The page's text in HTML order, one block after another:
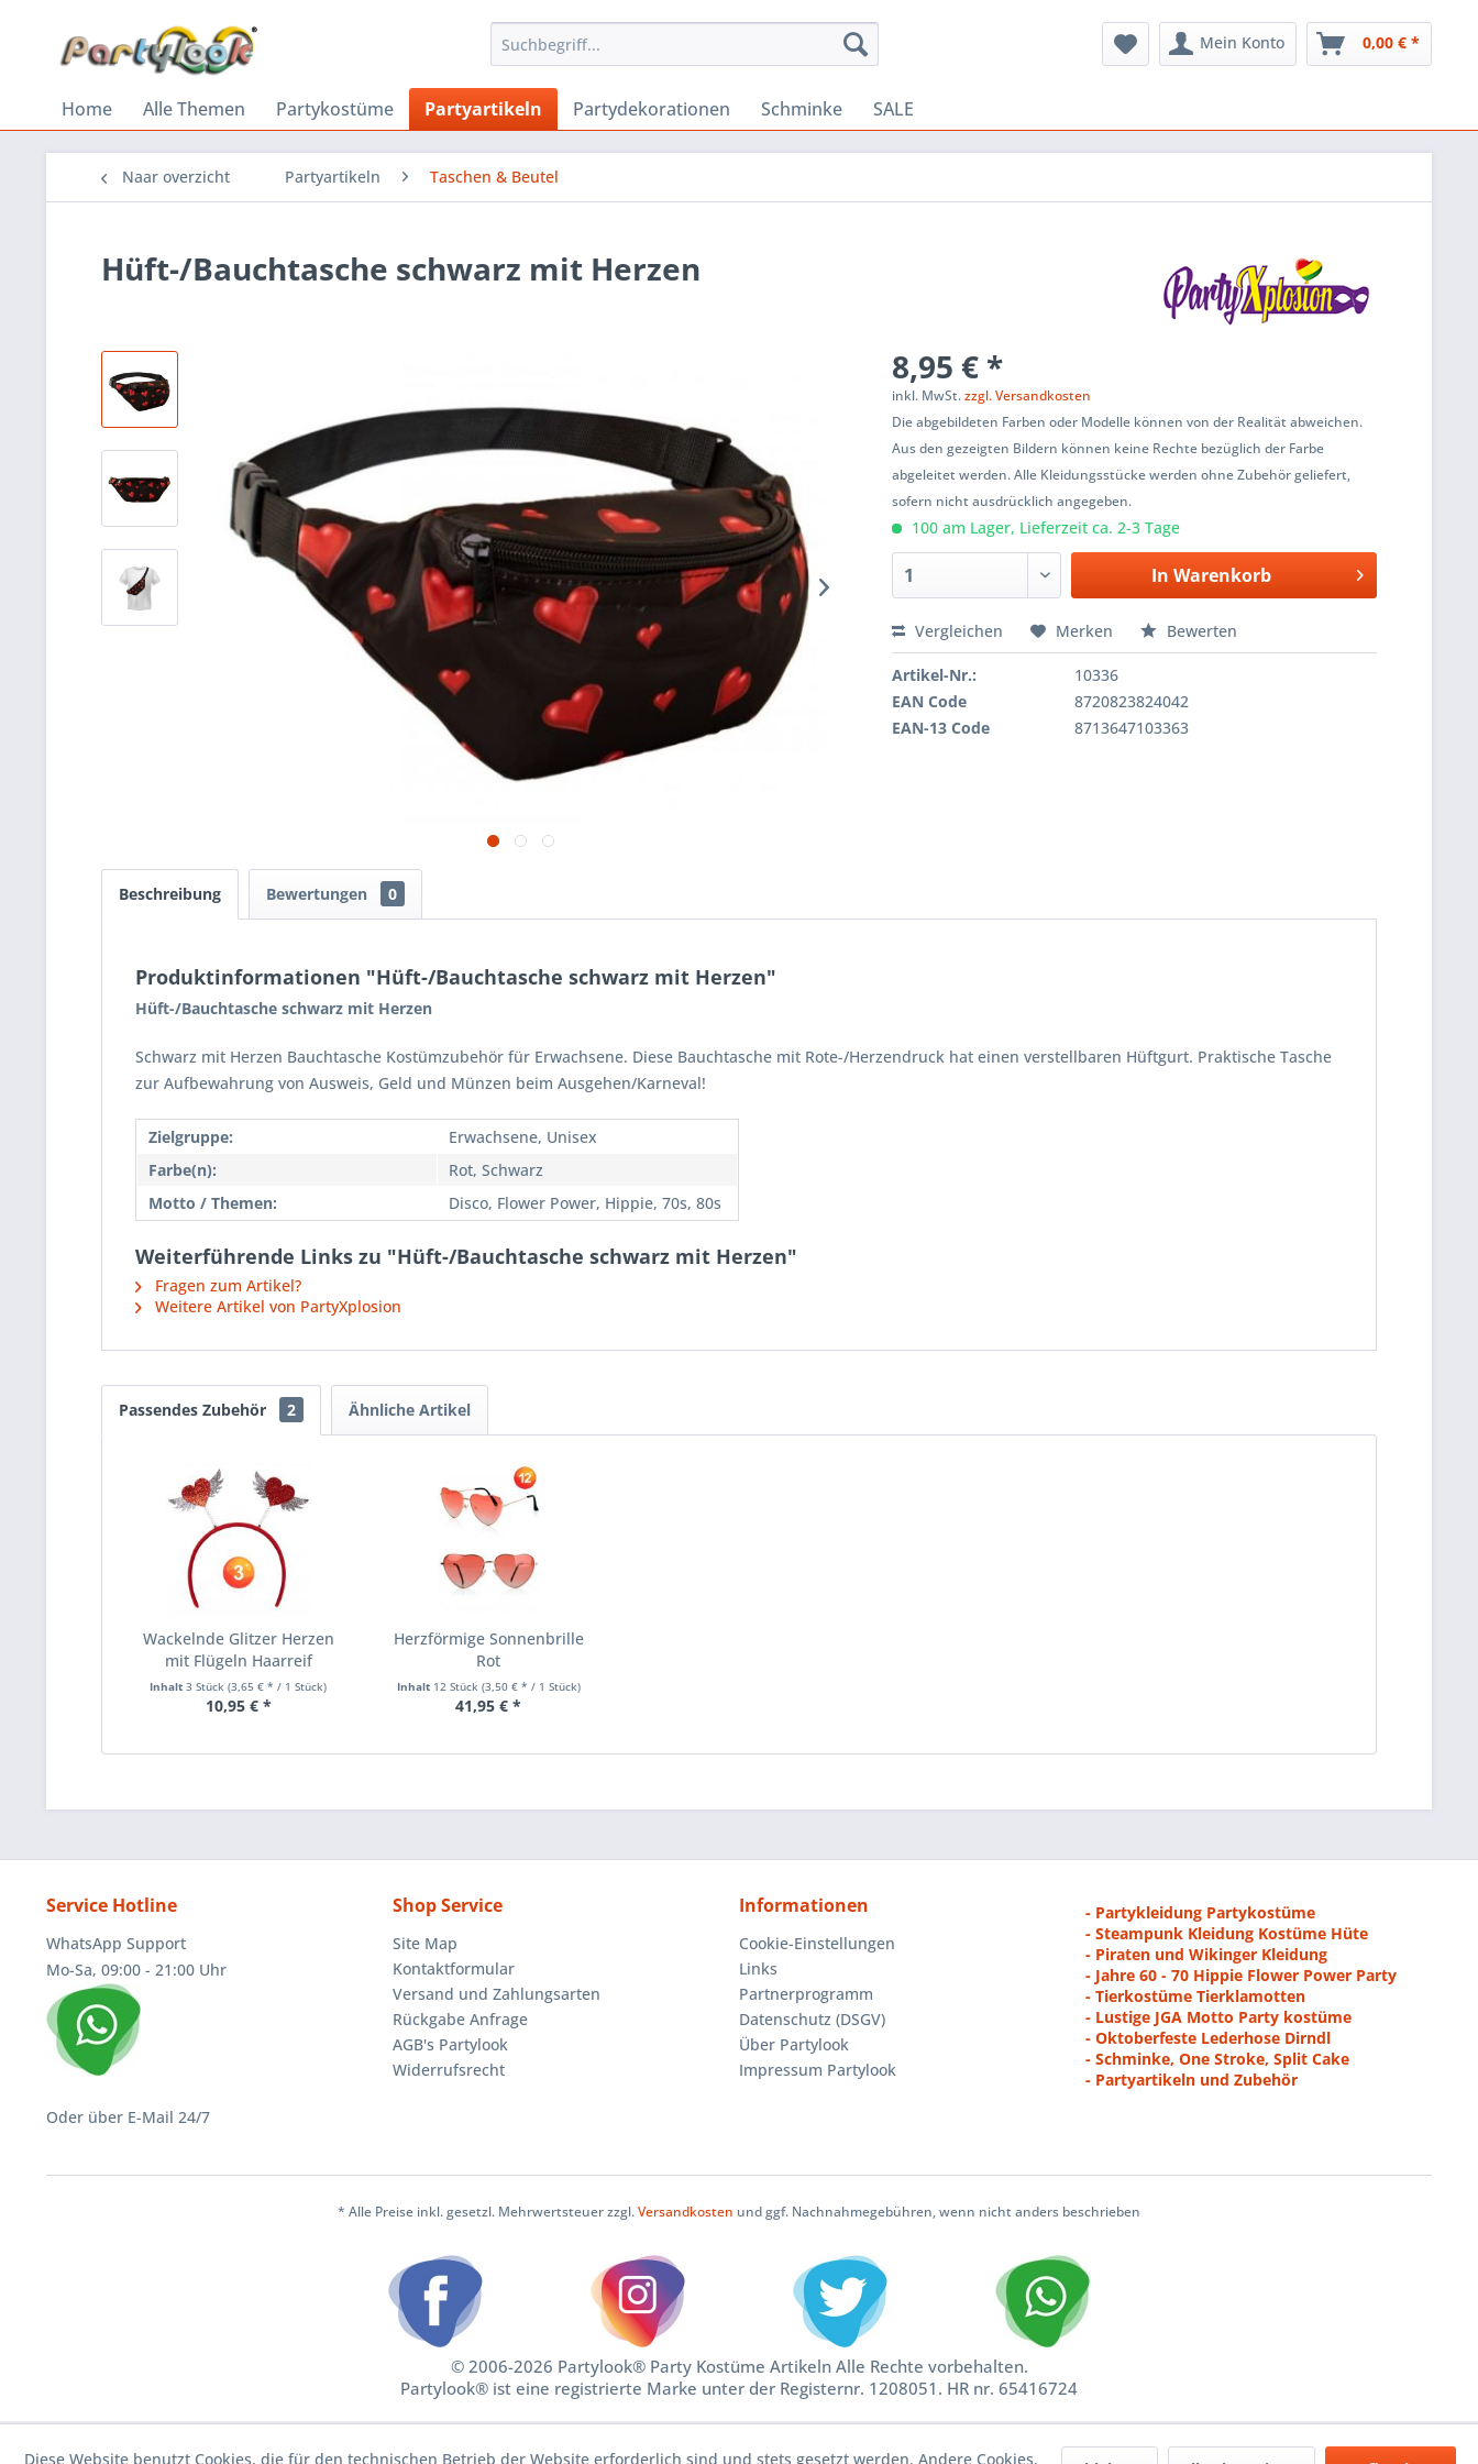
Mein Konto 0,00 € *
Home Alle Themen Partykostüme Partyartikeln Partydekorationen Schminke SALE
Naar overzicht Partyartikeln Taschen & Beutel
Hüft-/Bauchtasche schwarz mit Herzen
8,95 € *
inkl. MwSt.zzgl. Versandkosten
Die abgebildeten Farben oder Modelle können von der Realität abweichen.
Aus den gezeigten Bildern können keine Rechte bezüglich der Farbe
abgeleitet werden. Alle Kleidungsstücke werden ohne Zubehör geliefert,
sofern nicht ausdrücklich angegeben.
100 am Lager, Lieferzeit ca. 2-3 Tage
In Warenkorb
Vergleichen Merken Bewerten
Artikel-Nr.:
10336
EAN Code
8720823824042
EAN-13 Code
8713647103363
Beschreibung Bewertungen 0
Produktinformationen "Hüft-/Bauchtasche schwarz mit Herzen"
Hüft-/Bauchtasche schwarz mit Herzen
Schwarz mit Herzen Bauchtasche Kostümzubehör für Erwachsene. Diese Bauchtasche mit Rote-/Herzendruck hat einen verstellbaren Hüftgurt. Praktische Tasche
zur Aufbewahrung von Ausweis, Geld und Münzen beim Ausgehen/Karneval!
Zielgruppe:
Erwachsene, Unisex
Farbe(n):
Rot, Schwarz
Motto / Themen:
Disco, Flower Power, Hippie, 70s, 80s
Weiterführende Links zu "Hüft-/Bauchtasche schwarz mit Herzen"
Fragen zum Artikel?
Weitere Artikel von PartyXplosion
Passendes Zubehör 2 Ähnliche Artikel
Wackelnde Glitzer Herzen
mit Flügeln Haarreif
Inhalt3 Stück(3,65 € * / 1 Stück)
10,95 € *
Herzförmige Sonnenbrille
Rot
Inhalt 12 Stück (3,50 € * / 1 Stück)
41,95 € *
Service Hotline
WhatsApp Support
Mo-Sa, 09:00 - 21:00 Uhr
Oder über E-Mail 24/7
Shop Service
Site Map
Kontaktformular
Versand und Zahlungsarten
Rückgabe Anfrage
AGB's Partylook
Widerrufsrecht
Informationen
Cookie-Einstellungen
Links
Partnerprogramm
Datenschutz (DSGV)
Über Partylook
Impressum Partylook
- Partykleidung Partykostüme
- Steampunk Kleidung Kostüme Hüte
- Piraten und Wikinger Kleidung
- Jahre 60 - 70 Hippie Flower Power Party
- Tierkostüme Tierklamotten
- Lustige JGA Motto Party kostüme
- Oktoberfeste Lederhose Dirndl
- Schminke, One Stroke, Split Cake
- Partyartikeln und Zubehör
* Alle Preise inkl. gesetzl. Mehrwertsteuer zzgl.Versandkosten und ggf. Nachnahmegebühren, wenn nicht anders beschrieben
© 2006-2026 Partylook® Party Kostüme Artikeln Alle Rechte vorbehalten.
Partylook® ist eine registrierte Marke unter der Registernr. 1208051. HR nr. 65416724
Diese Website benutzt Cookies, die für den technischen Betrieb der Website erforderlich sind und stets gesetzt werden. Andere Cookies,